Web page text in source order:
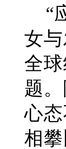
“
女
全
题
心
相